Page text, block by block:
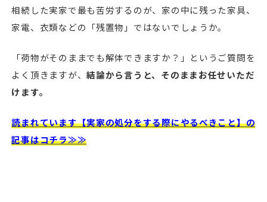
相続した実家で最も苦労するのが、家の中に残った家具、
家電、衣類などの「残置物」ではないでしょうか。
「荷物がそのままでも解体できますか？」というご質問を
よく頂きますが、結論から言うと、そのままお任せいただ
けます。
読まれています【実家の処分をする際にやるべきこと】の
記事はコチラ≫≫